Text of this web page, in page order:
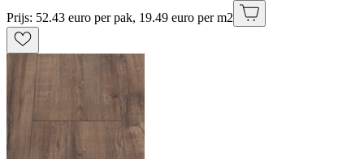
Prijs: 52.43 euro per pak, 19.49 euro per m2